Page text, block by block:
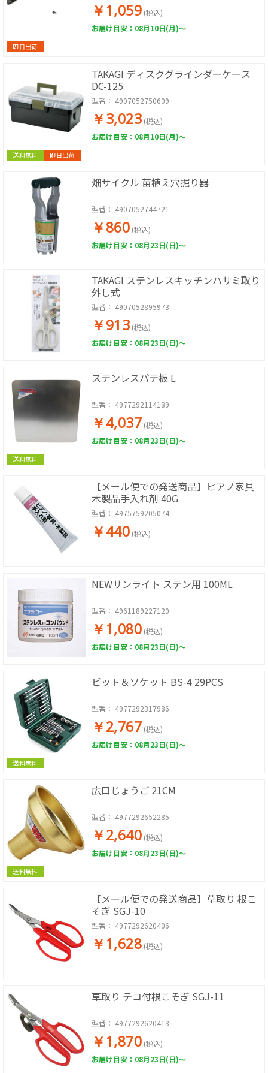
即日出荷
￥1,059 (税込)
お届け目安：08月10日(月)～
送料無料 即日出荷
TAKAGI ディスクグラインダーケース
DC-125
型番： 4907052750609
￥3,023 (税込)
お届け目安：08月10日(月)～
畑サイクル 苗植え穴掘り器
型番： 4907052744721
￥860 (税込)
お届け目安：08月23日(日)～
TAKAGI ステンレスキッチンハサミ取り
外し式
型番： 4907052895973
￥913 (税込)
お届け目安：08月23日(日)～
送料無料
ステンレスパテ板 L
型番： 4977292114189
￥4,037 (税込)
お届け目安：08月23日(日)～
【メール便での発送商品】ピアノ家具
木製品手入れ剤 40G
型番： 4975759205074
￥440 (税込)
NEWサンライト ステン用 100ML
型番： 4961189227120
￥1,080 (税込)
お届け目安：08月23日(日)～
送料無料
ビット＆ソケット BS-4 29PCS
型番： 4977292317986
￥2,767 (税込)
お届け目安：08月23日(日)～
送料無料
広口じょうご 21CM
型番： 4977292652285
￥2,640 (税込)
お届け目安：08月23日(日)～
【メール便での発送商品】草取り 根こ
そぎ SGJ-10
型番： 4977292620406
￥1,628 (税込)
草取り テコ付根こそぎ SGJ-11
型番： 4977292620413
￥1,870 (税込)
お届け目安：08月23日(日)～